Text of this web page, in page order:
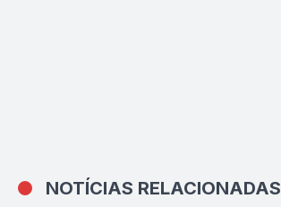
NOTÍCIAS RELACIONADAS